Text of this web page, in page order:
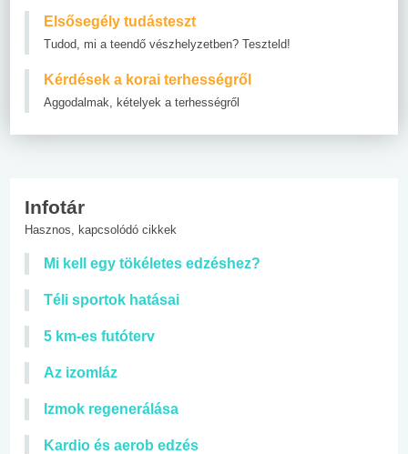
Elsősegély tudásteszt
Tudod, mi a teendő vészhelyzetben? Teszteld!
Kérdések a korai terhességről
Aggodalmak, kételyek a terhességről
Infotár
Hasznos, kapcsolódó cikkek
Mi kell egy tökéletes edzéshez?
Téli sportok hatásai
5 km-es futóterv
Az izomláz
Izmok regenerálása
Kardio és aerob edzés